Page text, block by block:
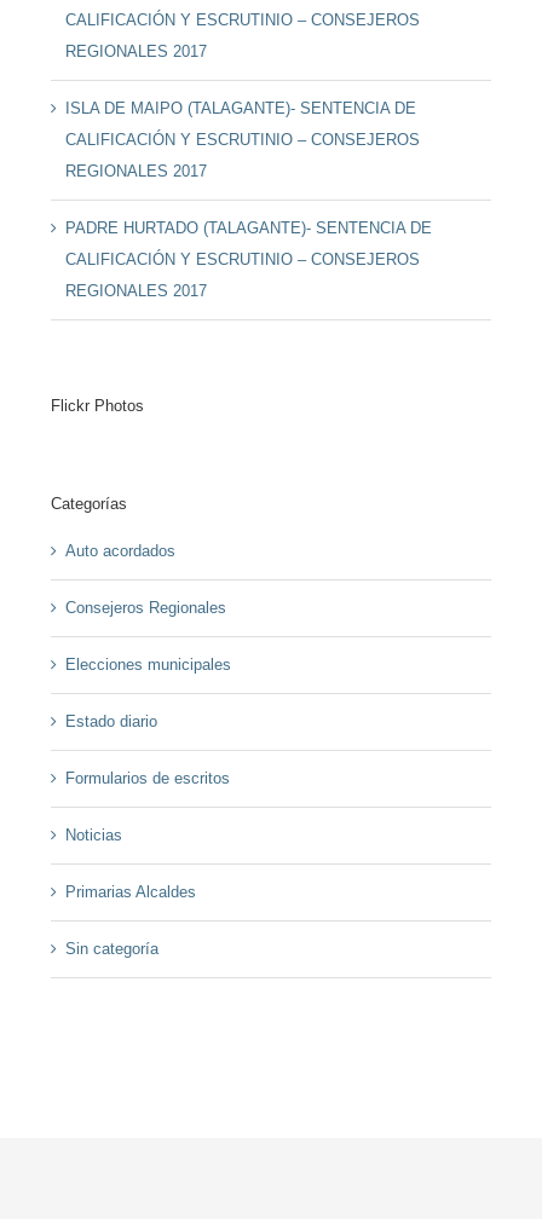
CALIFICACIÓN Y ESCRUTINIO – CONSEJEROS
REGIONALES 2017
ISLA DE MAIPO (TALAGANTE)- SENTENCIA DE
CALIFICACIÓN Y ESCRUTINIO – CONSEJEROS
REGIONALES 2017
PADRE HURTADO (TALAGANTE)- SENTENCIA DE
CALIFICACIÓN Y ESCRUTINIO – CONSEJEROS
REGIONALES 2017
Flickr Photos
Categorías
Auto acordados
Consejeros Regionales
Elecciones municipales
Estado diario
Formularios de escritos
Noticias
Primarias Alcaldes
Sin categoría